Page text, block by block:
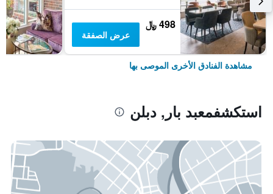
498 ﷼
عرض الصفقة
مشاهدة الفنادق الأخرى الموصى بها
استكشفمعبد بار, دبلن